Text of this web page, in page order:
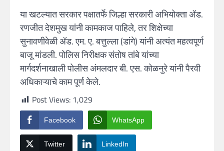
या खटल्यात सरकार पक्षातर्फे जिल्हा सरकारी अभियोक्ता अ‍ॅड.
रणजीत देशमुख यांनी कामकाज पाहिले, तर शिक्षेच्या
सुनावणीवेळी अ‍ॅड. एम. ए. बत्तुल्ला (डांगे) यांनी अत्यंत महत्वपूर्ण
बाजू मांडली. पोलिस निरीक्षक संतोष तांबे यांच्या
मार्गदर्शनाखाली पोलीस अंमलदार बी. एस. कोळनुरे यांनी पैरवी
अधिकाऱ्याचे काम पूर्ण केले.
Post Views: 1,029
Facebook WhatsApp
Twitter LinkedIn